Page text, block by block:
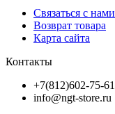
Связаться с нами
Возврат товара
Карта сайта
Контакты
+7(812)602-75-61
info@ngt-store.ru